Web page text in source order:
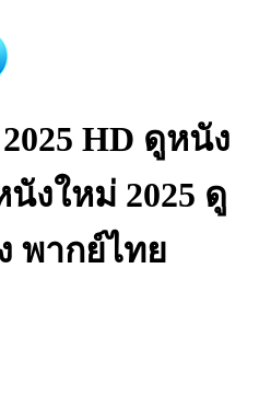
HD ดูหนัง
นังใหม่ 2025 ดู
พากย์ไทย